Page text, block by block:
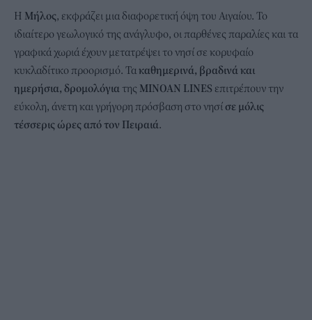
Η Μήλος, εκφράζει μια διαφορετική όψη του Αιγαίου. Το
ιδιαίτερο γεωλογικό της ανάγλυφο, οι παρθένες παραλίες και τα
γραφικά χωριά έχουν μετατρέψει το νησί σε κορυφαίο
κυκλαδίτικο προορισμό. Τα καθημερινά, βραδινά και
ημερήσια, δρομολόγια της MINOAN LINES επιτρέπουν την
εύκολη, άνετη και γρήγορη πρόσβαση στο νησί σε μόλις
τέσσερις ώρες από τον Πειραιά.